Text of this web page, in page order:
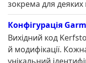
зокрема для
Конфігурація
Вихідний код
й модифікації.